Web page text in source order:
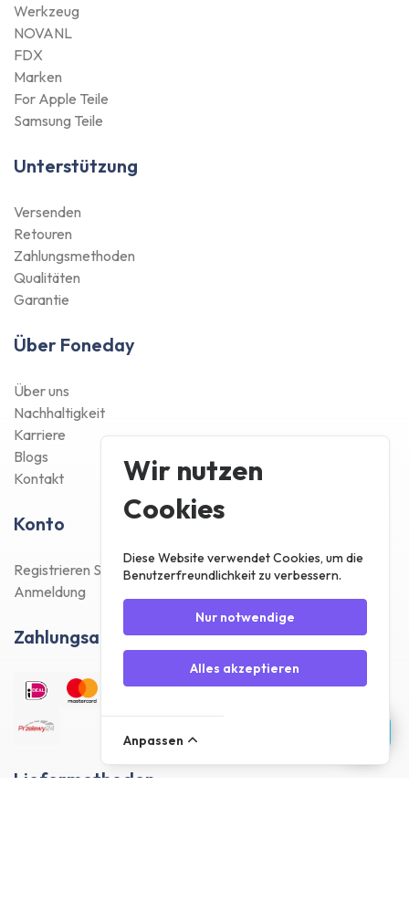
Werkzeug
NOVANL
FDX
Marken
For Apple Teile
Samsung Teile
Unterstützung
Versenden
Retouren
Zahlungsmethoden
Qualitäten
Garantie
Über Foneday
Über uns
Nachhaltigkeit
Karriere
Blogs
Kontakt
Konto
Registrieren Sie sich
Anmeldung
Zahlungsarten
Liefermethoden
Wir nutzen
Cookies
Diese Website verwendet Cookies, um die
Benutzerfreundlichkeit zu verbessern.
Nur notwendige
Alles akzeptieren
Anpassen